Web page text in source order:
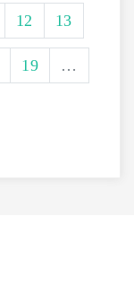
12 13
19 …